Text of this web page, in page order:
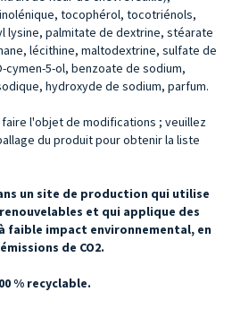
tocophérol, tocotriénols,
lysine, palmitate de dextrine, stéarate
lécithine, maltodextrine, sulfate de
cymen-5-ol, benzoate de sodium,
hydroxyde de sodium, parfum.
l'objet de modifications ; veuillez
du produit pour obtenir la liste
un site de production qui utilise
et qui applique des
faible impact environnemental, en
de CO2.
% recyclable.